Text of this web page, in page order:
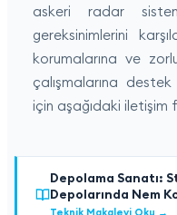
askeri radar
gereksinimlerini
korumalarına ve
çalışmalarına
için aşağıdaki iletişim
Depolama Sanatı:
Depolarında Nem